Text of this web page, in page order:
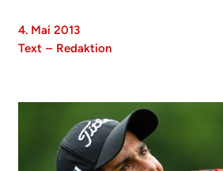
4. Mai 2013
Text – Redaktion